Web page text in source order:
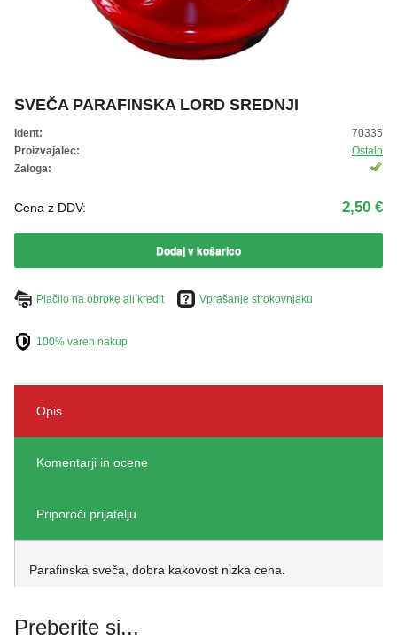
SVEČA PARAFINSKA LORD SREDNJI
Ident:
70335
Proizvajalec:
Ostalo
Zaloga:
Cena z DDV: 2,50 €
Dodaj v košarico
Plačilo na obroke ali kredit Vprašanje strokovnjaku
100% varen nakup
Opis
Komentarji in ocene
Priporoči prijatelju
Parafinska sveča, dobra kakovost nizka cena.
Preberite si...